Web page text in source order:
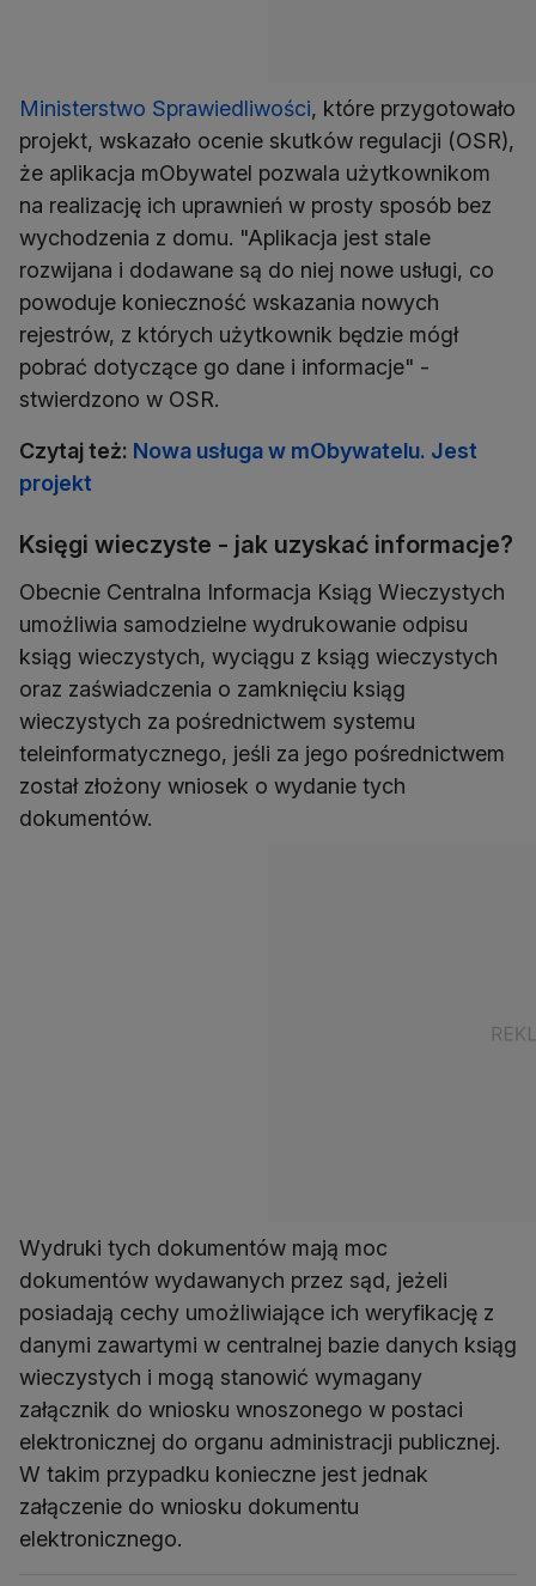
Ministerstwo Sprawiedliwości, które przygotowało
projekt, wskazało ocenie skutków regulacji (OSR),
że aplikacja mObywatel pozwala użytkownikom
na realizację ich uprawnień w prosty sposób bez
wychodzenia z domu. "Aplikacja jest stale
rozwijana i dodawane są do niej nowe usługi, co
powoduje konieczność wskazania nowych
rejestrów, z których użytkownik będzie mógł
pobrać dotyczące go dane i informacje" -
stwierdzono w OSR.
Czytaj też: Nowa usługa w mObywatelu. Jest
projekt
Księgi wieczyste - jak uzyskać informacje?
Obecnie Centralna Informacja Ksiąg Wieczystych
umożliwia samodzielne wydrukowanie odpisu
ksiąg wieczystych, wyciągu z ksiąg wieczystych
oraz zaświadczenia o zamknięciu ksiąg
wieczystych za pośrednictwem systemu
teleinformatycznego, jeśli za jego pośrednictwem
został złożony wniosek o wydanie tych
dokumentów.
Wydruki tych dokumentów mają moc
dokumentów wydawanych przez sąd, jeżeli
posiadają cechy umożliwiające ich weryfikację z
danymi zawartymi w centralnej bazie danych ksiąg
wieczystych i mogą stanowić wymagany
załącznik do wniosku wnoszonego w postaci
elektronicznej do organu administracji publicznej.
W takim przypadku konieczne jest jednak
załączenie do wniosku dokumentu